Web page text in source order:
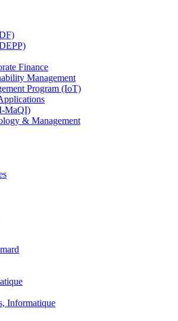
Finance
Management
Program (IoT)
MaQI)
& Management
Informatique